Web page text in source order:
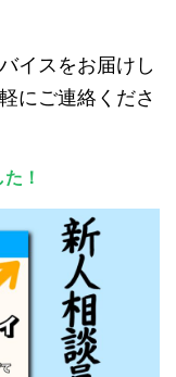
イスをお届けし
にご連絡くださ
！